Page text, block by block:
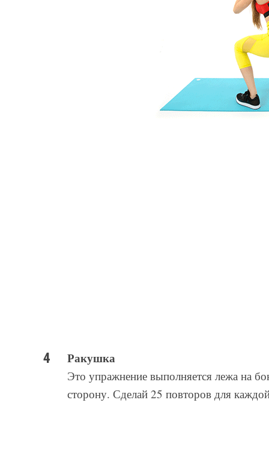
Ракушка
Это упражнение выполняется лежа на
сторону. Сделай 25 повторов для